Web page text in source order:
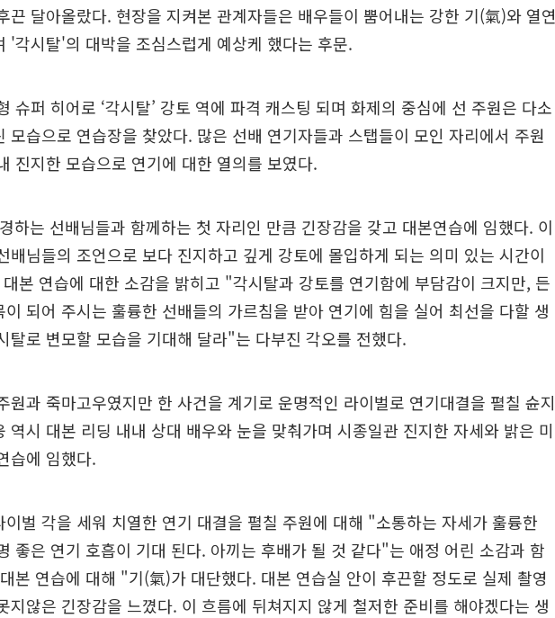
끈 달아올랐다. 현장을 지켜본 관계자들은 배우들이 뿜어내는 강한 기(氣)와 열연
'각시탈'의 대박을 조심스럽게 예상케 했다는 후문.
슈퍼 히어로 ‘각시탈’ 강토 역에 파격 캐스팅 되며 화제의 중심에 선 주원은 다소
모습으로 연습장을 찾았다. 많은 선배 연기자들과 스탭들이 모인 자리에서 주원
진지한 모습으로 연기에 대한 열의를 보였다.
하는 선배님들과 함께하는 첫 자리인 만큼 긴장감을 갖고 대본연습에 임했다. 이
배님들의 조언으로 보다 진지하고 깊게 강토에 몰입하게 되는 의미 있는 시간이
본 연습에 대한 소감을 밝히고 "각시탈과 강토를 연기함에 부담감이 크지만, 든
이 되어 주시는 훌륭한 선배들의 가르침을 받아 연기에 힘을 실어 최선을 다할 생
탈로 변모할 모습을 기대해 달라"는 다부진 각오를 전했다.
원과 죽마고우였지만 한 사건을 계기로 운명적인 라이벌로 연기대결을 펼칠 슌지
역시 대본 리딩 내내 상대 배우와 눈을 맞춰가며 시종일관 진지한 자세와 밝은 미
습에 임했다.
이벌 각을 세워 치열한 연기 대결을 펼칠 주원에 대해 "소통하는 자세가 훌륭한
좋은 연기 호흡이 기대 된다. 아끼는 후배가 될 것 같다"는 애정 어린 소감과 함
본 연습에 대해 "기(氣)가 대단했다. 대본 연습실 안이 후끈할 정도로 실제 촬영
지않은 긴장감을 느꼈다. 이 흐름에 뒤쳐지지 않게 철저한 준비를 해야겠다는 생